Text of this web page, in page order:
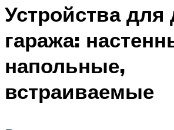
Устройства для
гаража:
напольные,
встраиваемые